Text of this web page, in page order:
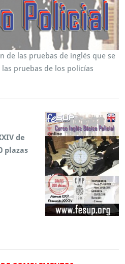
de las pruebas de inglés que se
pruebas de los policías
de
plazas